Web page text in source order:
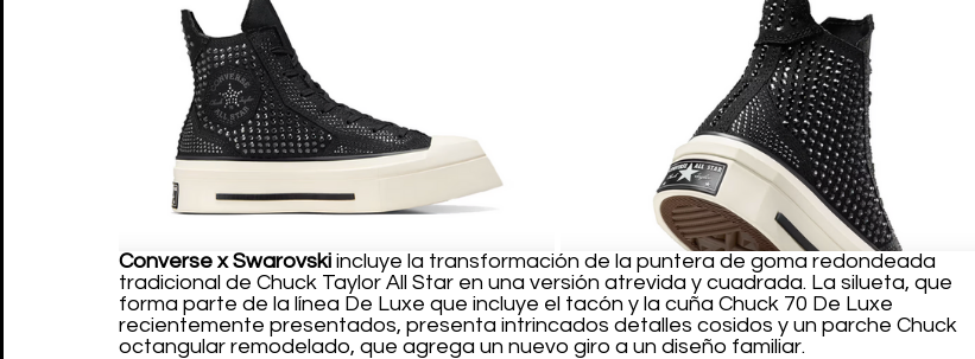
Converse x Swarovski incluye la transformación de la puntera de goma redondeada
tradicional de Chuck Taylor All Star en una versión atrevida y cuadrada. La silueta, que
forma parte de la línea De Luxe que incluye el tacón y la cuña Chuck 70 De Luxe
recientemente presentados, presenta intrincados detalles cosidos y un parche Chuck
octangular remodelado, que agrega un nuevo giro a un diseño familiar.